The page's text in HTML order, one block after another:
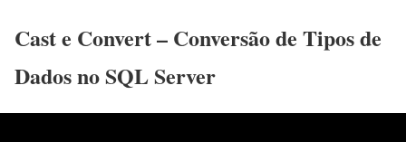
Cast e Convert – Conversão de Tipos de
Dados no SQL Server